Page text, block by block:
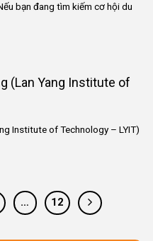
bạn đang tìm kiếm cơ hội du
(Lan Yang Institute of
Institute of Technology – LYIT)
… 12